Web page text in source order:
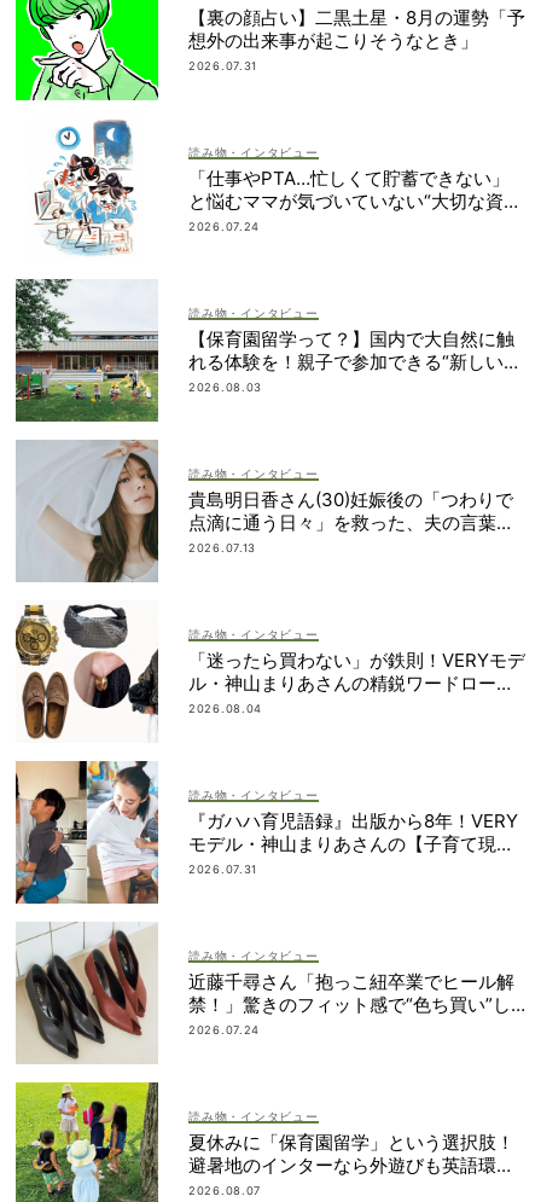
【裏の顔占い】二黒土星・8月の運勢「予
想外の出来事が起こりそうなとき」
2026.07.31
読み物・インタビュー
「仕事やPTA…忙しくて貯蓄できない」
と悩むママが気づいていない“大切な資
産”って？
2026.07.24
読み物・インタビュー
【保育園留学って？】国内で大自然に触
れる体験を！親子で参加できる“新しい選
択肢”
2026.08.03
読み物・インタビュー
貴島明日香さん(30)妊娠後の「つわりで
点滴に通う日々」を救った、夫の言葉と
朝マック
2026.07.13
読み物・インタビュー
「迷ったら買わない」が鉄則！VERYモデ
ル・神山まりあさんの精鋭ワードローブ1
2選
2026.08.04
読み物・インタビュー
『ガハハ育児語録』出版から8年！VERY
モデル・神山まりあさんの【子育て現在
地】
2026.07.31
読み物・インタビュー
近藤千尋さん「抱っこ紐卒業でヒール解
禁！」驚きのフィット感で“色ち買い”し
たパンプスって？
2026.07.24
読み物・インタビュー
夏休みに「保育園留学」という選択肢！
避暑地のインターなら外遊びも英語環境
もいいとこ取り
2026.08.07